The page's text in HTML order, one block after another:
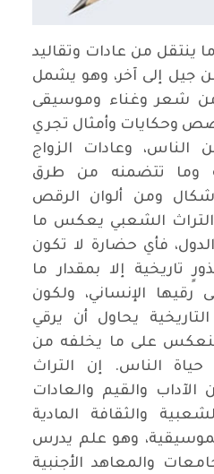
ينتقل من عادات وتقاليد
جيل إلى آخر، وهو يشمل
شعر وغناء وموسيقى
وحكايات وأمثال تجري
الناس، وعادات الزواج
وما تتضمنه من طرق
ومن ألوان الرقص
الشعبي يعكس ما
فأي حضارة لا تكون
تاريخية إلا بمقدار ما
الإنساني، ولكون
يحاول أن يرقي
ينعكس على ما يخلفه من
الناس. إن التراث
والقيم والعادات
والثقافة المادية
وهو علم يدرس
والمعاهد الأجنبية